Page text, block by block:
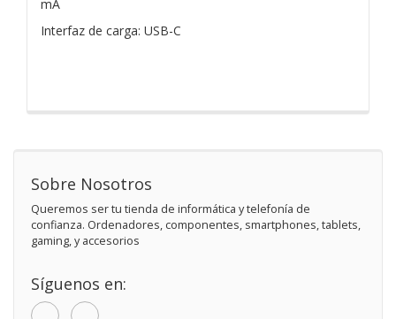
mA
Interfaz de carga: USB-C
Sobre Nosotros
Queremos ser tu tienda de informática y telefonía de
confianza. Ordenadores, componentes, smartphones, tablets,
gaming, y accesorios
Síguenos en: